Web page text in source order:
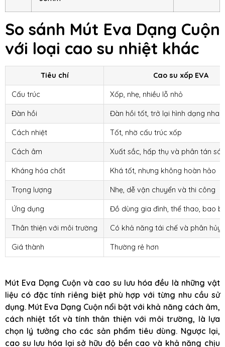
So sánh Mút Eva Dạng Cuộn
với loại cao su nhiệt khác
Tiêu chí Cao su xốp EVA
Cấu trúc Xốp, nhẹ, nhiều lỗ nhỏ
Đàn hồi Đàn hồi tốt, trở lại hình dạng
Cách nhiệt Tốt, nhờ cấu trúc xốp
Cách âm Xuất sắc, hấp thụ và phân tán
Kháng hóa chất Khá tốt, nhưng không hoàn hảo
Trọng lượng Nhẹ, dễ vận chuyển và thi công
Ứng dụng Đồ dùng gia đình, thể thao, bao bì
Thân thiện với môi trường Có khả năng tái chế và phân hủy
Giá thành Thường rẻ hơn
Mút Eva Dạng Cuộn và cao su lưu hóa đều là những vật
liệu có đặc tính riêng biệt phù hợp với từng nhu cầu sử
dụng. Mút Eva Dạng Cuộn nổi bật với khả năng cách âm,
cách nhiệt tốt và tính thân thiện với môi trường, là lựa
chọn lý tưởng cho các sản phẩm tiêu dùng. Ngược lại,
cao su lưu hóa lại sở hữu độ bền cao và khả năng chịu